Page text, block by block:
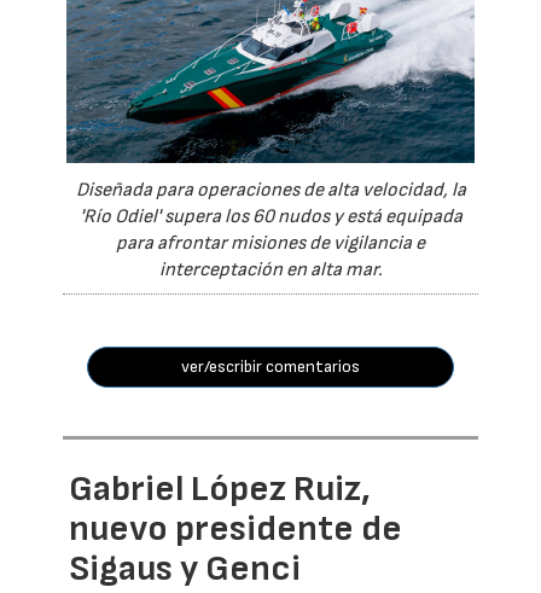
Diseñada para operaciones de alta velocidad, la
'Río Odiel' supera los 60 nudos y está equipada
para afrontar misiones de vigilancia e
interceptación en alta mar.
ver/escribir comentarios
Gabriel López Ruiz,
nuevo presidente de
Sigaus y Genci